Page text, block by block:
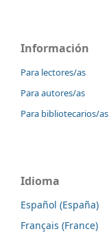
Información
Para lectores/as
Para autores/as
Para bibliotecarios/as
Idioma
Español (España)
Français (France)